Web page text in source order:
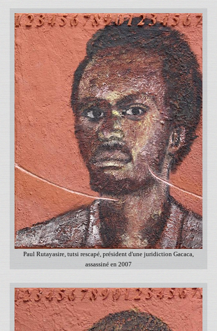
Paul Rutayasire, tutsi rescapé, président d'une juridiction Gacaca,
assassiné en 2007